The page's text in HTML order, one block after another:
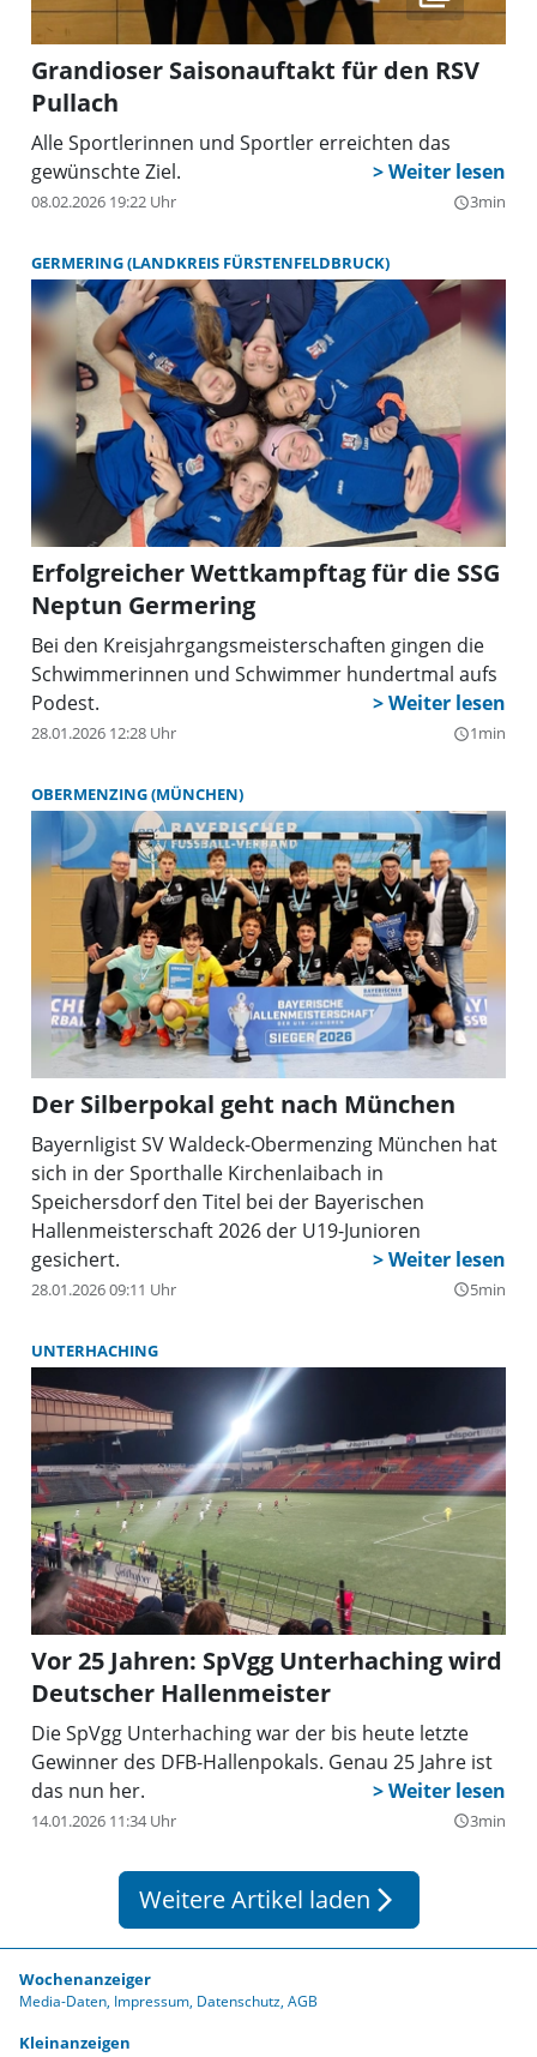
Grandioser Saisonauftakt für den RSV
Pullach
Alle Sportlerinnen und Sportler erreichten das
gewünschte Ziel.
08.02.2026 19:22 Uhr query_builder3min
GERMERING (LANDKREIS FÜRSTENFELDBRUCK)
Erfolgreicher Wettkampftag für die SSG
Neptun Germering
Bei den Kreisjahrgangsmeisterschaften gingen die
Schwimmerinnen und Schwimmer hundertmal aufs
Podest.
28.01.2026 12:28 Uhr query_builder1min
OBERMENZING (MÜNCHEN)
Der Silberpokal geht nach München
Bayernligist SV Waldeck-Obermenzing München hat
sich in der Sporthalle Kirchenlaibach in
Speichersdorf den Titel bei der Bayerischen
Hallenmeisterschaft 2026 der U19-Junioren
gesichert.
28.01.2026 09:11 Uhr query_builder5min
UNTERHACHING
Vor 25 Jahren: SpVgg Unterhaching wird
Deutscher Hallenmeister
Die SpVgg Unterhaching war der bis heute letzte
Gewinner des DFB-Hallenpokals. Genau 25 Jahre ist
das nun her.
14.01.2026 11:34 Uhr query_builder3min
Weitere Artikel laden arrow_forward_ios
Wochenanzeiger
Media-Daten Impressum Datenschutz AGB
Kleinanzeigen